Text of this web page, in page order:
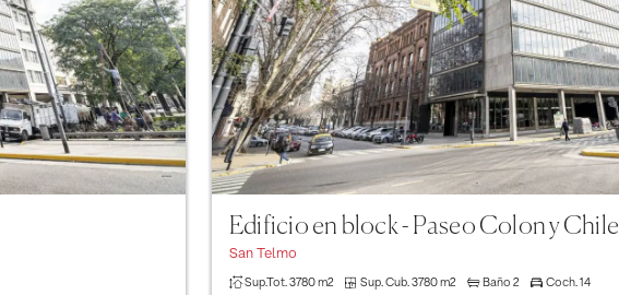
Edificio en block - Paseo Colon y Chile
San Telmo
Sup.Tot. 3780 m2 Sup. Cub. 3780 m2 Baño 2 Coch. 14